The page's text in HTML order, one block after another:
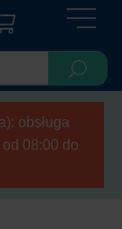
obsługa
08:00 do